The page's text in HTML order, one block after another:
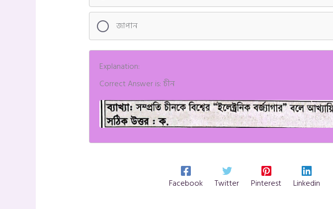
জাপান
Explanation:
Correct Answer is: চীন
Facebook Twitter Pinterest Linkedin